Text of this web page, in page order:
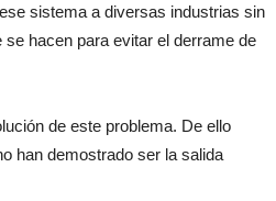
sistema a diversas industrias sin
hacen para evitar el derrame de
de este problema. De ello
han demostrado ser la salida